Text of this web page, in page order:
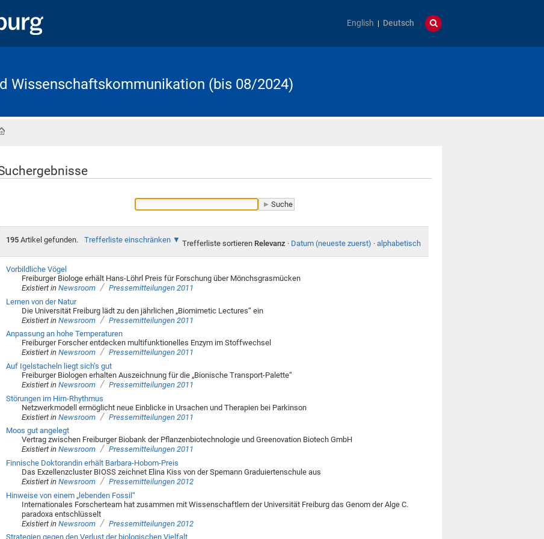
English Deutsch
Wissenschaftskommunikation (bis 08/2024)
195Artikel gefunden. Trefferliste einschränken Trefferliste sortieren Relevanz · Datum (neueste zuerst) · alphabetisch
Vorbildliche Vögel
Freiburger Biologe erhält Hans-Löhrl Preis für Forschung über Mönchsgrasmücken
Existiert in Newsroom / Pressemitteilungen 2011
Lernen von der Natur
Die Universität Freiburg lädt zu den jährlichen „Biomimetic Lectures“ ein
Existiert in Newsroom / Pressemitteilungen 2011
Anpassung an hohe Temperaturen
Freiburger Forscher entdecken multifunktionelles Enzym im Stoffwechsel
Existiert in Newsroom / Pressemitteilungen 2011
Auf Igelstacheln liegt sich’s gut
Freiburger Biologen erhalten Auszeichnung für die „Bionische Transport-Palette“
Existiert in Newsroom / Pressemitteilungen 2011
Störungen im Hirn-Rhythmus
Netzwerkmodell ermöglicht neue Einblicke in Ursachen und Therapien bei Parkinson
Existiert in Newsroom / Pressemitteilungen 2011
Moos gut angelegt
Vertrag zwischen Freiburger Biobank der Pflanzenbiotechnologie und Greenovation Biotech GmbH
Existiert in Newsroom / Pressemitteilungen 2011
Finnische Doktorandin erhält Barbara-Hobom-Preis
Das Exzellenzcluster BIOSS zeichnet Elina Kiss von der Spemann Graduiertenschule aus
Existiert in Newsroom / Pressemitteilungen 2012
Hinweise von einem „lebenden Fossil“
Internationales Forscherteam hat zusammen mit Wissenschaftlern der Universität Freiburg das Genom der Alge C.
paradoxa entschlüsselt
Existiert in Newsroom / Pressemitteilungen 2012
Strategien gegen den Verlust der biologischen Vielfalt